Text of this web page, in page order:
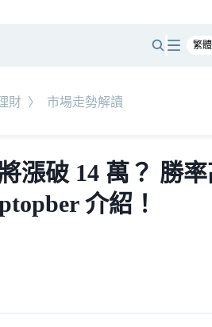
財 〉 市場走勢解讀
漲破 14 萬？ 勝
介紹！